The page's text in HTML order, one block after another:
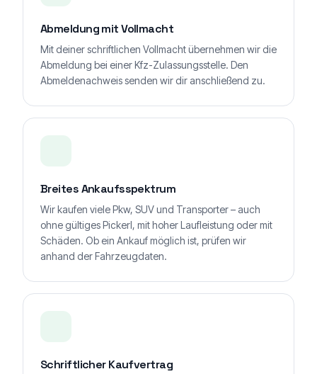
Abmeldung mit Vollmacht
Mit deiner schriftlichen Vollmacht übernehmen wir die
Abmeldung bei einer Kfz-Zulassungsstelle. Den
Abmeldenachweis senden wir dir anschließend zu.
Breites Ankaufsspektrum
Wir kaufen viele Pkw, SUV und Transporter – auch
ohne gültiges Pickerl, mit hoher Laufleistung oder mit
Schäden. Ob ein Ankauf möglich ist, prüfen wir
anhand der Fahrzeugdaten.
Schriftlicher Kaufvertrag